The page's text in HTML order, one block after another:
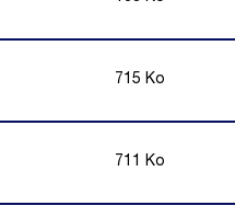
715 Ko
711 Ko